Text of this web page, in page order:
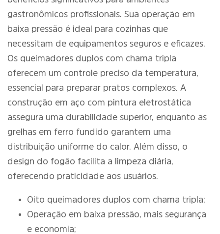
gastronômicos profissionais. Sua operação em
baixa pressão é ideal para cozinhas que
necessitam de equipamentos seguros e eficazes.
Os queimadores duplos com chama tripla
oferecem um controle preciso da temperatura,
essencial para preparar pratos complexos. A
construção em aço com pintura eletrostática
assegura uma durabilidade superior, enquanto as
grelhas em ferro fundido garantem uma
distribuição uniforme do calor. Além disso, o
design do fogão facilita a limpeza diária,
oferecendo praticidade aos usuários.
Oito queimadores duplos com chama tripla;
Operação em baixa pressão, mais segurança
e economia;